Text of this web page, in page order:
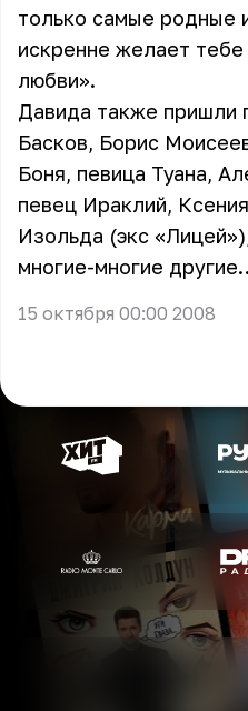
только самые родные
искренне желает тебе
любви».
Давида также пришли
Басков, Борис
Боня, певица Туана,
певец Ираклий,
Изольда (экс
многие-многие
15 октября 00:00 2008